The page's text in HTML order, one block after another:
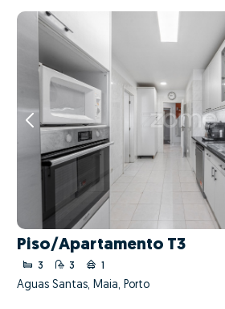
Piso/Apartamento T3
3 3
Águas Santas, Maia, Porto